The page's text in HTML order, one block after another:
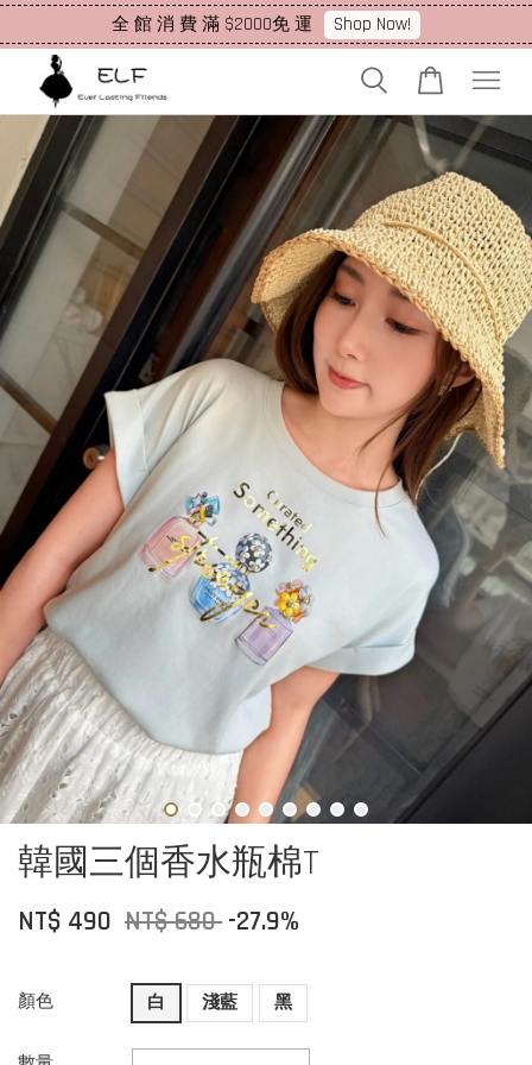
全 館 消 費 滿 $2000免 運 Shop Now!
韓國三個香水瓶棉T
NT$ 490 NT$ 680 -27.9%
顏色 白 淺藍 黑